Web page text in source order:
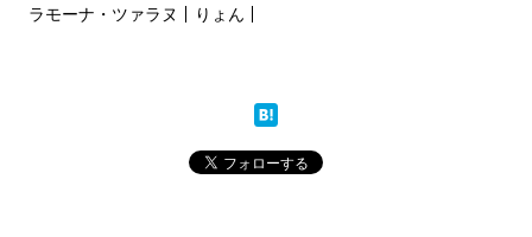
ラモーナ・ツァラヌ
りょん